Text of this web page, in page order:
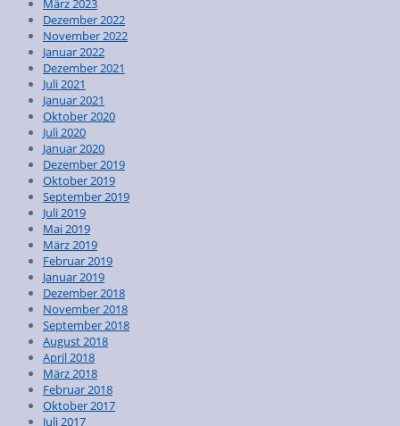
März 2023
Dezember 2022
November 2022
Januar 2022
Dezember 2021
Juli 2021
Januar 2021
Oktober 2020
Juli 2020
Januar 2020
Dezember 2019
Oktober 2019
September 2019
Juli 2019
Mai 2019
März 2019
Februar 2019
Januar 2019
Dezember 2018
November 2018
September 2018
August 2018
April 2018
März 2018
Februar 2018
Oktober 2017
Juli 2017